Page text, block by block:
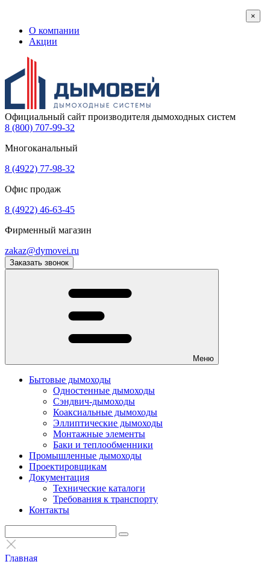
О компании
Акции
Официальный сайт производителя дымоходных систем
8 (800) 707-99-32
Многоканальный
8 (4922) 77-98-32
Офис продаж
8 (4922) 46-63-45
Фирменный магазин
zakaz@dymovei.ru
Заказать звонок
Меню
Бытовые дымоходы
Одностенные дымоходы
Сэндвич-дымоходы
Коаксиальные дымоходы
Эллиптические дымоходы
Монтажные элементы
Баки и теплообменники
Промышленные дымоходы
Проектировщикам
Документация
Технические каталоги
Требования к транспорту
Контакты
Главная
×